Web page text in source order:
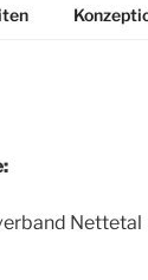
Nettetal